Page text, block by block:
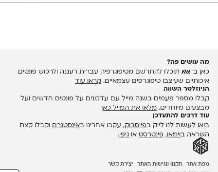
מה עושים פה?
כאן ב־אאאתוכלו להתרשם מטיפוגרפיה עברית רעננה ולרכוש פונטים
איכותיים שעיצבו טיפוגרפים עצמאיים. קראו עוד
הניוזלטר השווה
קבלו מספר פעמים בשנה מייל עם עדכונים על פונטים חדשים ועל
מבצעים מיוחדים. מלאו את המייל כאן
עוד דרכים להתעדכן
בואו לעשות לנו לייק בפייסבוק, עקבו אחרינו באינסטגרם וקבלו קצת
השראה בוימאו, פינטרסטאו גיפי.
מפת אתר תקנון ונגישות האתר יצירת קשר